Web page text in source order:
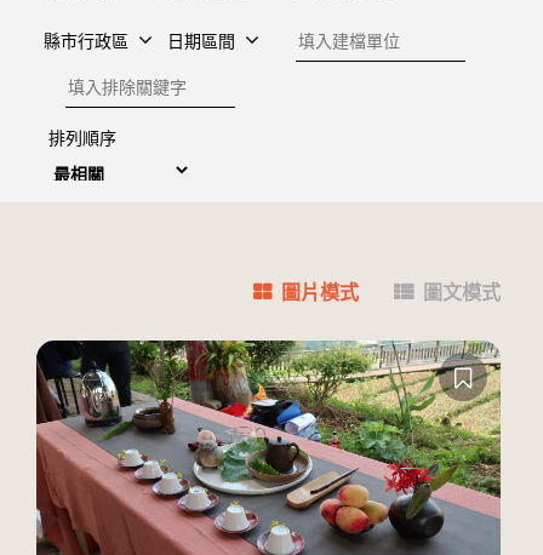
縣市行政區 日期區間
建檔單位
排除關鍵字
排列順序
圖片模式 圖文模式